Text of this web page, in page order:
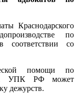
Краснодарского
по
соответствии со
помощи по
51 УПК РФ может
дежурств.